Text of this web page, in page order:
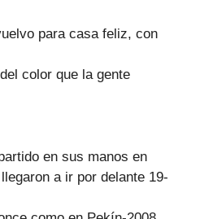
para casa feliz, con
color que la gente
en sus manos en
a ir por delante 19-